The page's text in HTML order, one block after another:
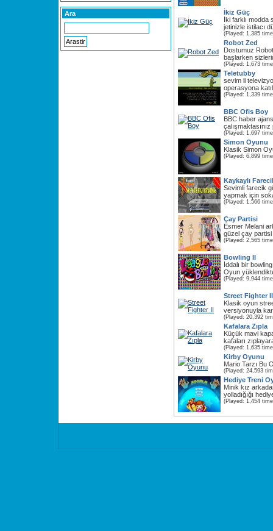
Ara
İkiz Güç
İki farklı modda
jetinizle istilacı
(Played: 1,385
Robot Zed
Dostumuz
başlarken
(Played: 1,673
Teletubby
sevim li
operasyona
(Played: 1,339
BBC Ofis Boy
BBC haber
(Played: 1,697
Simon Oyunu
Klasik Simon
(Played: 6,899
Kaykaylı
Sevimli farecik
yapmak için
(Played: 1,566
Çay Partisi
Esmer Melani
güzel çay partisi
(Played: 2,565
Bowling II
İddalı bir
Oyun
(Played: 9,944
Street Fighter II
Klasik oyun
versiyonuyla
(Played: 20,392
Kafalara Zıpla
Küçük mavi
kafaları
(Played: 1,635
Kirby Oyunu
Mario Tarzı Bu
(Played: 24,593
Hediye Treni
Minik kız
yolladığığı
(Played: 1,454